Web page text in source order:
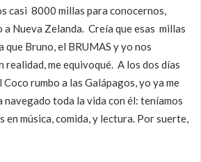
casi 8000 millas para conocernos,
a Nueva Zelanda. Creía que esas millas
Bruno, el BRUMAS y yo nos
realidad, me equivoqué. A los dos días
rumbo a las Galápagos, yo ya me
navegado toda la vida con él: teníamos
en música, comida, y lectura. Por suerte,